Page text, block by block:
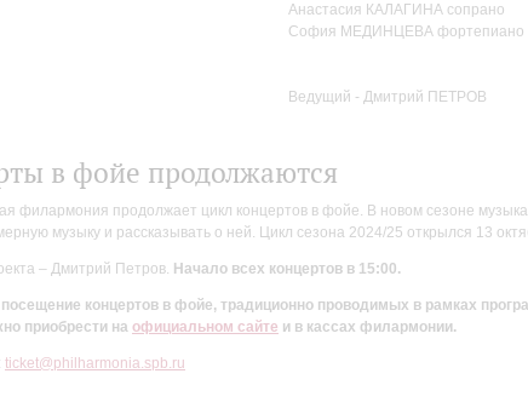
Анастасия КАЛАГИНА сопрано
София МЕДИНЦЕВА фортепиано
Ведущий - Дмитрий ПЕТРОВ
в фойе продолжаются
филармония продолжает цикл концертов в фойе. В новом сезоне
музыку и рассказывать о ней. Цикл сезона 2024/25 открылся 13
– Дмитрий Петров. Начало всех концертов в 15:00.
посещение концертов в фойе, традиционно проводимых в рамках
приобрести на официальном сайте и в кассах филармонии.
ticket@philharmonia.spb.ru